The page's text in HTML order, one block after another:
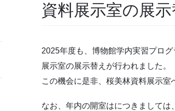
資料展示室の展示
2025年度も、博物館学内実習プロ
展示室の展示替えが行われました。
この機会に是非、桜美林資料展示室
なお、年内の開室はにつきましては